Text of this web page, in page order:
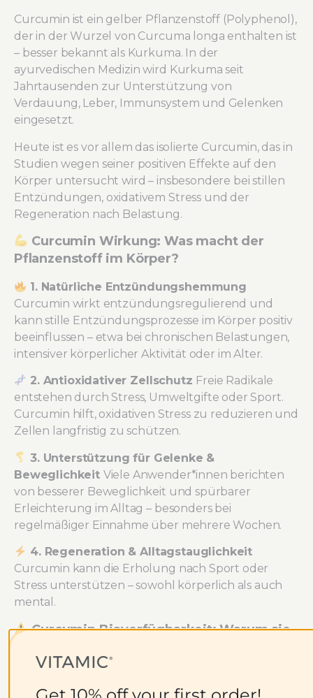
Curcumin ist ein gelber Pflanzenstoff (Polyphenol),
der in der Wurzel von Curcuma longa enthalten ist
– besser bekannt als Kurkuma. In der
ayurvedischen Medizin wird Kurkuma seit
Jahrtausenden zur Unterstützung von
Verdauung, Leber, Immunsystem und Gelenken
eingesetzt.
Heute ist es vor allem das isolierte Curcumin, das in
Studien wegen seiner positiven Effekte auf den
Körper untersucht wird – insbesondere bei stillen
Entzündungen, oxidativem Stress und der
Regeneration nach Belastung.
Curcumin Wirkung: Was macht der
Pflanzenstoff im Körper?
1. Natürliche Entzündungshemmung
Curcumin wirkt entzündungsregulierend und
kann stille Entzündungsprozesse im Körper positiv
beeinflussen – etwa bei chronischen Belastungen,
intensiver körperlicher Aktivität oder im Alter.
2. Antioxidativer Zellschutz Freie Radikale
entstehen durch Stress, Umweltgifte oder Sport.
Curcumin hilft, oxidativen Stress zu reduzieren und
Zellen langfristig zu schützen.
3. Unterstützung für Gelenke &
Beweglichkeit Viele Anwender*innen berichten
von besserer Beweglichkeit und spürbarer
Erleichterung im Alltag – besonders bei
regelmäßiger Einnahme über mehrere Wochen.
4. Regeneration & Alltagstauglichkeit
Curcumin kann die Erholung nach Sport oder
Stress unterstützen – sowohl körperlich als auch
mental.
Curcumin Bioverfügbarkeit: Warum sie
schwer aufgenommen. Deshalb ist bei der